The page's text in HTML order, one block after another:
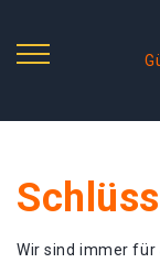
Wir sind immer für